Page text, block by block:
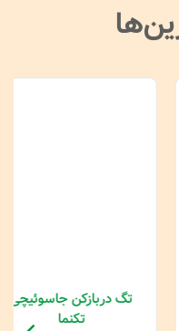
تگ دربازکن جاسوئیچی